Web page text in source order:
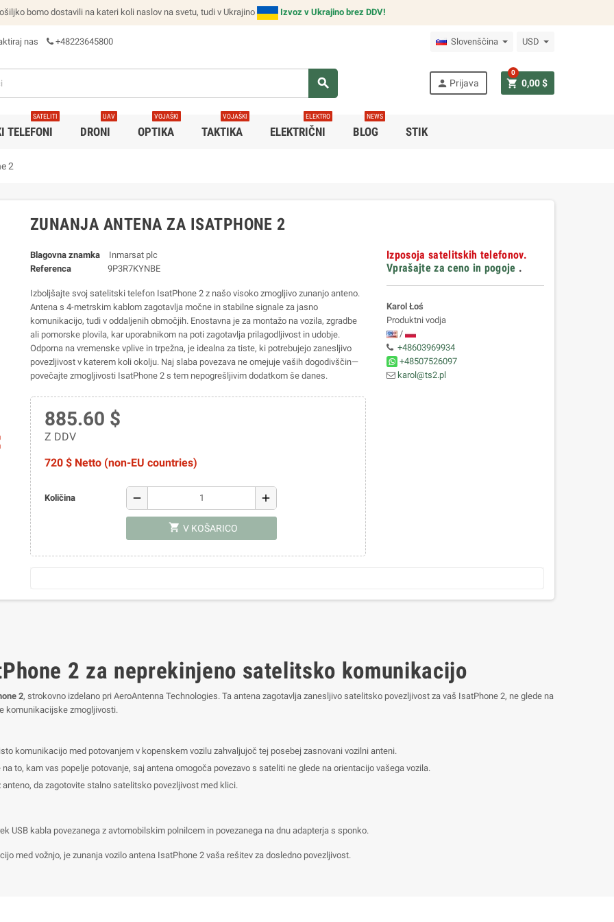
bomo dostavili na kateri koli naslov na svetu, tudi v Ukrajino Izvoz v Ukrajino brez DDV!
nas +48223645800 Slovenščina USD
search person Prijava shopping_cart 0,00 $
0
TELEFONI
SATELITI
DRONI
UAV
OPTIKA
VOJAŠKI
TAKTIKA
VOJAŠKI
ELEKTRIČNI
ELEKTRO
BLOG
NEWS
STIK
2
ZUNANJA ANTENA ZA ISATPHONE 2
Blagovna znamka
Inmarsat plc
Referenca
9P3R7KYNBE
Izboljšajte svoj satelitski telefon IsatPhone 2 z našo visoko zmogljivo zunanjo anteno.
Antena s 4-metrskim kablom zagotavlja močne in stabilne signale za jasno
komunikacijo, tudi v oddaljenih območjih. Enostavna je za montažo na vozila, zgradbe
ali pomorske plovila, kar uporabnikom na poti zagotavlja prilagodljivost in udobje.
Odporna na vremenske vplive in trpežna, je idealna za tiste, ki potrebujejo zanesljivo
povezljivost v katerem koli okolju. Naj slaba povezava ne omejuje vaših dogodivščin—
povečajte zmogljivosti IsatPhone 2 s tem nepogrešljivim dodatkom še danes.
885.60 $
Z DDV
720 $ Netto (non-EU countries)
Količina remove add
shopping_cart V KOŠARICO
Izposoja satelitskih telefonov.
Vprašajte za ceno in pogoje .
Karol Łoś
Produktni vodja
/
+48603969934
+48507526097
karol@ts2.pl
2 za neprekinjeno satelitsko komunikacijo
2, strokovno izdelano pri AeroAntenna Technologies. Ta antena zagotavlja zanesljivo satelitsko povezljivost za vaš IsatPhone 2, ne glede na
komunikacijske zmogljivosti.
komunikacijo med potovanjem v kopenskem vozilu zahvaljujoč tej posebej zasnovani vozilni anteni.
to, kam vas popelje potovanje, saj antena omogoča povezavo s sateliti ne glede na orientacijo vašega vozila.
da zagotovite stalno satelitsko povezljivost med klici.
USB kabla povezanega z avtomobilskim polnilcem in povezanega na dnu adapterja s sponko.
med vožnjo, je zunanja vozilo antena IsatPhone 2 vaša rešitev za dosledno povezljivost.